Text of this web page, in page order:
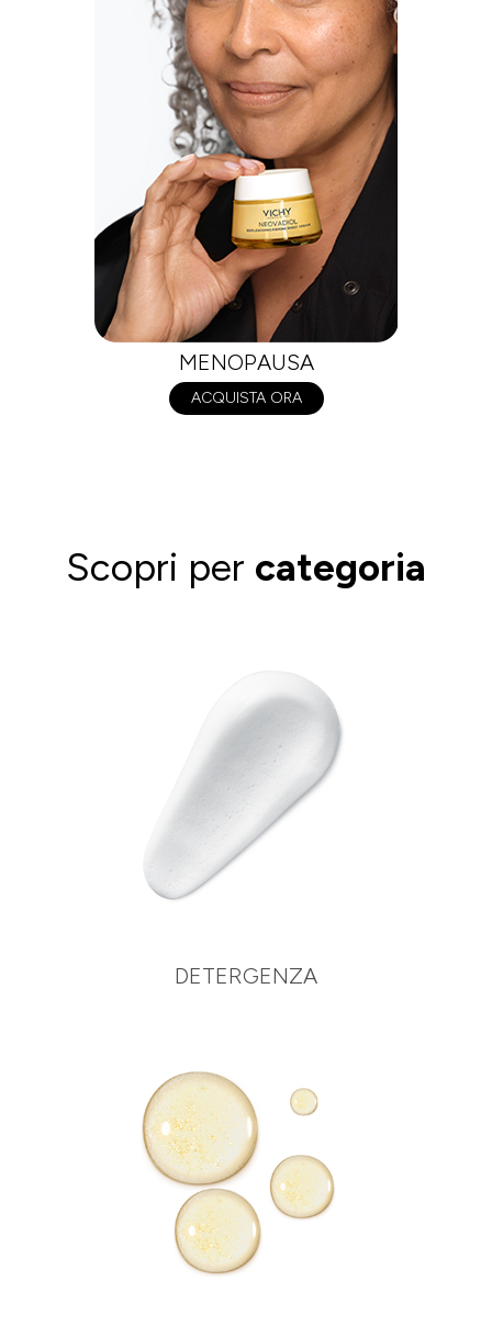
MENOPAUSA
ACQUISTA ORA
Scopri per categoria
DETERGENZA